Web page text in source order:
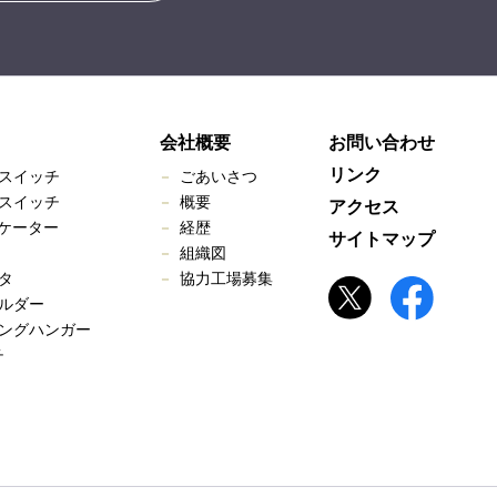
イッチ
イッチ
ーター
ダー
グハンガー
会社概要
ごあいさつ
概要
経歴
組織図
協力工場募集
お問い合わせ
リンク
アクセス
サイトマップ